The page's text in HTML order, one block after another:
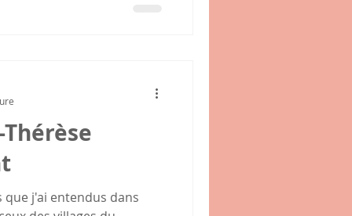
que j'ai entendus dans